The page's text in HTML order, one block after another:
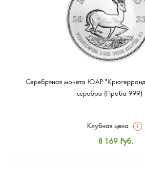
Серебряная монета ЮАР
серебра (Проба 999)
Клубная цена
8 169 Руб.